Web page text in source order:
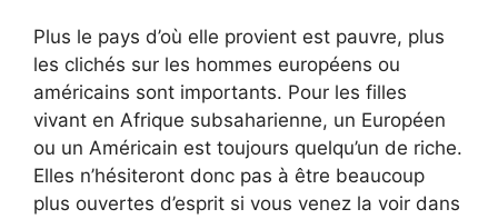
Plus le pays d’où elle provient est pauvre, plus
les clichés sur les hommes européens ou
américains sont importants. Pour les filles
vivant en Afrique subsaharienne, un Européen
ou un Américain est toujours quelqu’un de riche.
Elles n’hésiteront donc pas à être beaucoup
plus ouvertes d’esprit si vous venez la voir dans